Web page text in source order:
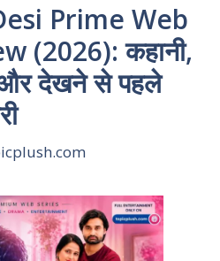
Prime Web
(2026): कहानी,
और देखने से पहले